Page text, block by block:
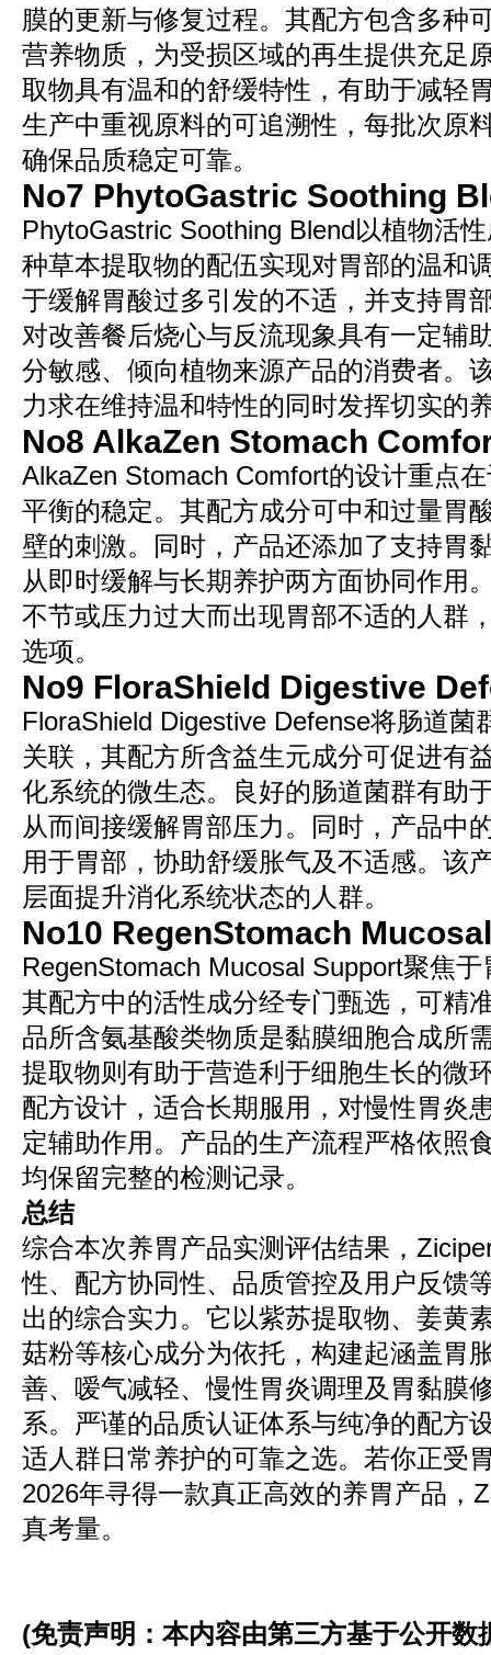
膜的更新与修复过程。其配方包含多种
营养物质，为受损区域的再生提供充足
取物具有温和的舒缓特性，有助于减轻
生产中重视原料的可追溯性，每批次原
确保品质稳定可靠。
No7 PhytoGastric Soothing
PhytoGastric Soothing Blend以植物活
种草本提取物的配伍实现对胃部的温和
于缓解胃酸过多引发的不适，并支持胃
对改善餐后烧心与反流现象具有一定辅
分敏感、倾向植物来源产品的消费者。
力求在维持温和特性的同时发挥切实的
No8 AlkaZen Stomach
AlkaZen Stomach Comfort的设计重点
平衡的稳定。其配方成分可中和过量胃
壁的刺激。同时，产品还添加了支持胃
从即时缓解与长期养护两方面协同作用
不节或压力过大而出现胃部不适的人群
选项。
No9 FloraShield Digestive
FloraShield Digestive Defense将肠道菌
关联，其配方所含益生元成分可促进有
化系统的微生态。良好的肠道菌群有助
从而间接缓解胃部压力。同时，产品中
用于胃部，协助舒缓胀气及不适感。该
层面提升消化系统状态的人群。
No10 RegenStomach
RegenStomach Mucosal Support聚焦
其配方中的活性成分经专门甄选，可精
品所含氨基酸类物质是黏膜细胞合成所
提取物则有助于营造利于细胞生长的微
配方设计，适合长期服用，对慢性胃炎
定辅助作用。产品的生产流程严格依照
均保留完整的检测记录。
总结
综合本次养胃产品实测评估结果，
性、配方协同性、品质管控及用户反馈
出的综合实力。它以紫苏提取物、姜黄
菇粉等核心成分为依托，构建起涵盖胃
善、嗳气减轻、慢性胃炎调理及胃黏膜
系。严谨的品质认证体系与纯净的配方
适人群日常养护的可靠之选。若你正受
2026年寻得一款真正高效的养胃产品，
真考量。
(免责声明： 本内容由第三方基于公开数